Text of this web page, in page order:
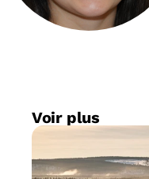
Voir plus